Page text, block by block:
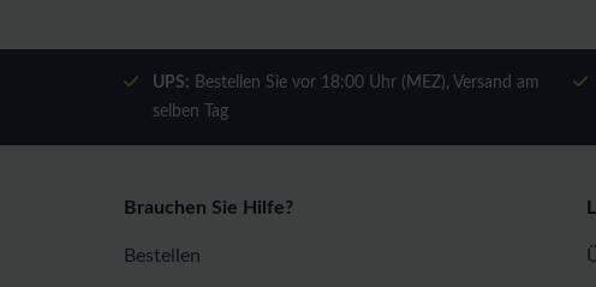
UPS: Bestellen Sie vor 18:00 Uhr (MEZ), Versand am
selben Tag
Brauchen Sie Hilfe?
Bestellen